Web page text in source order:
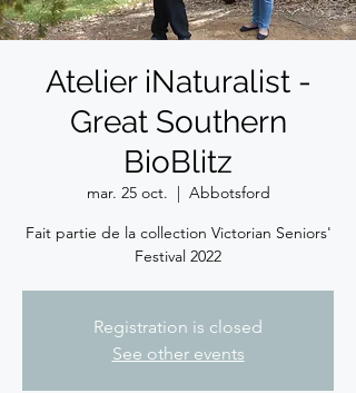
Atelier iNaturalist -
Great Southern
BioBlitz
mar. 25 oct.
  |
Abbotsford
Fait partie de la collection Victorian Seniors'
Festival 2022
Registration is closed
See other events